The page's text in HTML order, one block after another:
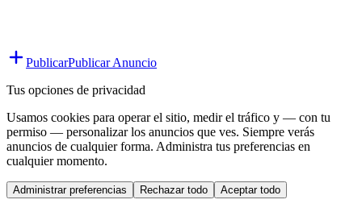
PublicarPublicar Anuncio
Tus opciones de privacidad
Usamos cookies para operar el sitio, medir el tráfico y — con tu
permiso — personalizar los anuncios que ves. Siempre verás
anuncios de cualquier forma. Administra tus preferencias en
cualquier momento.
Administrar preferencias Rechazar todo Aceptar todo